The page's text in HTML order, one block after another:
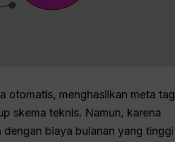
otomatis, menghasilkan meta tag
skema teknis. Namun, karena
biaya bulanan yang tinggi